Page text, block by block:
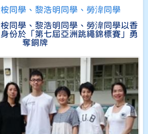
同學、黎浩明同學、勞湋同學
同學、黎浩明同學、勞湋同學以香
份於「第七屆亞洲跳繩錦標賽」勇
奪銅牌